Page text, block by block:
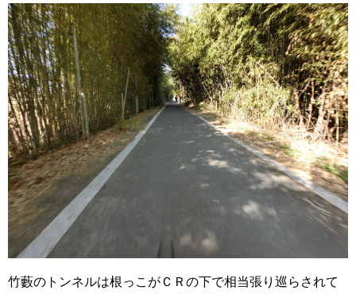
竹藪のトンネルは根っこがＣＲの下で相当張り巡らされて